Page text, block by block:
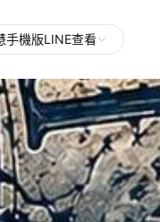
手機版LINE查看